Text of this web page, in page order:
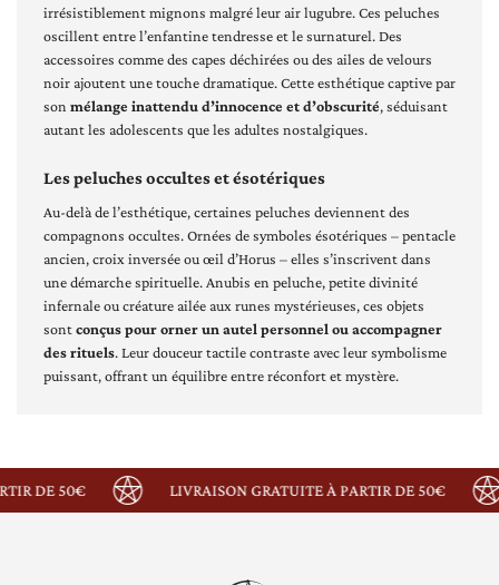
irrésistiblement mignons malgré leur air lugubre. Ces peluches
oscillent entre l’enfantine tendresse et le surnaturel. Des
accessoires comme des capes déchirées ou des ailes de velours
noir ajoutent une touche dramatique. Cette esthétique captive par
son mélange inattendu d’innocence et d’obscurité, séduisant
autant les adolescents que les adultes nostalgiques.
Les peluches occultes et ésotériques
Au-delà de l’esthétique, certaines peluches deviennent des
compagnons occultes. Ornées de symboles ésotériques – pentacle
ancien, croix inversée ou œil d’Horus – elles s’inscrivent dans
une démarche spirituelle. Anubis en peluche, petite divinité
infernale ou créature ailée aux runes mystérieuses, ces objets
sontconçus pour orner un autel personnel ou accompagner
des rituels. Leur douceur tactile contraste avec leur symbolisme
puissant, offrant un équilibre entre réconfort et mystère.
DE 50€ LIVRAISON GRATUITE À PARTIR DE 50€